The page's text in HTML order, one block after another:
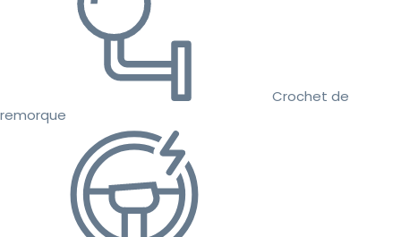
Crochet de
remorque